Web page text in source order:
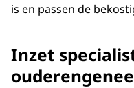
is en passen de
Inzet